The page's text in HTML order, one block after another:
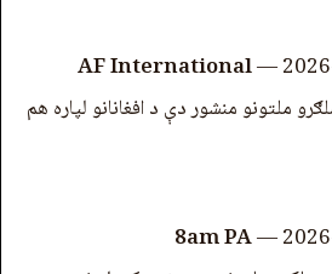
AF International—
ملتونو منشور دې د افغانانو لپاره هم
8am PA—